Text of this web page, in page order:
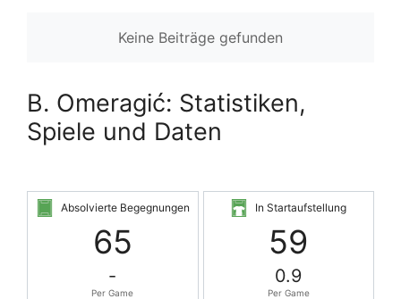
Keine Beiträge gefunden
B. Omeragić: Statistiken,
Spiele und Daten
Absolvierte Begegnungen
65
-
Per Game
In Startaufstellung
59
0.9
Per Game